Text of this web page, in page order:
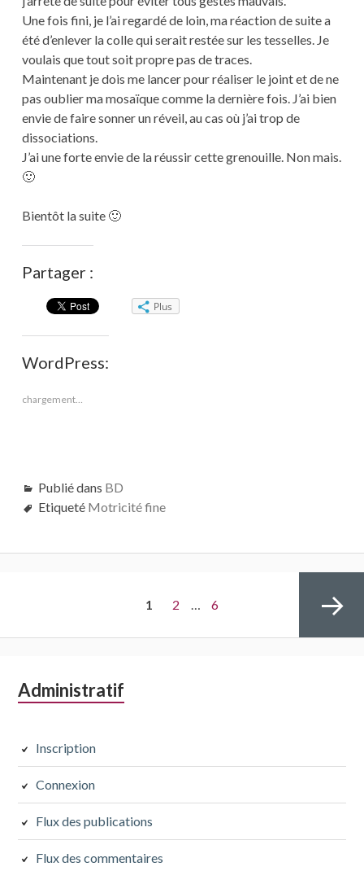
Une fois fini, je l’ai regardé de loin, ma réaction de suite a
été d’enlever la colle qui serait restée sur les tesselles. Je
voulais que tout soit propre pas de traces.
Maintenant je dois me lancer pour réaliser le joint et de ne
pas oublier ma mosaïque comme la dernière fois. J’ai bien
envie de faire sonner un réveil, au cas où j’ai trop de
dissociations.
J’ai une forte envie de la réussir cette grenouille. Non mais.
🙂
Bientôt la suite 🙂
Partager :
Plus
WordPress:
chargement…
Publié dans BD
Etiqueté Motricité fine
articles
PAGE
1 Page
2 … Page
6
Colonne
subsidiaire
Administratif
Inscription
Connexion
Flux des publications
Flux des commentaires